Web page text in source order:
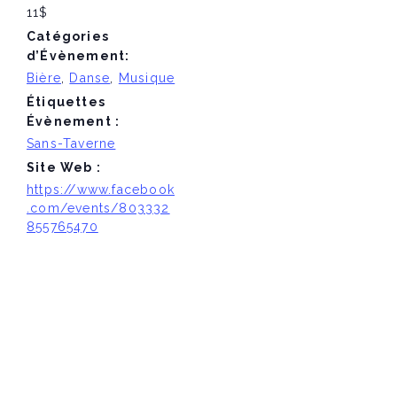
11$
Catégories
d’Évènement:
Bière
Danse
Musique
Étiquettes
Évènement :
Sans-Taverne
Site Web :
https://www.facebook
.com/events/803332
855765470